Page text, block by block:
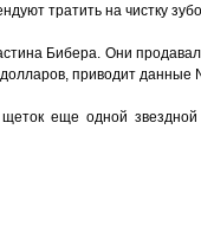
тратить на чистку
Бибера. Они
приводит данные
еще одной звездной